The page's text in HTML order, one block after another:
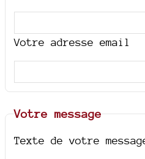
Votre adresse email
Votre message
Texte de votre